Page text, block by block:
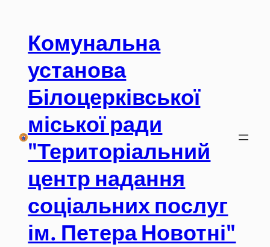
вмістуКомунальна
установа
Білоцерківської
міської ради
"Територіальний
центр надання
соціальних послуг
ім. Петера Новотні"